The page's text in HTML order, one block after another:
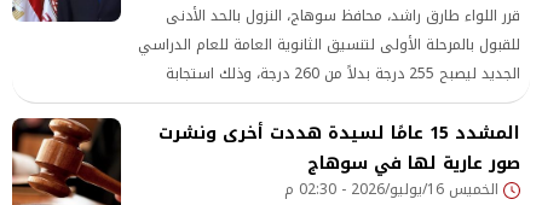
قرر اللواء طارق راشد، محافظ سوهاج، النزول بالحد الأدنى
للقبول بالمرحلة الأولى لتنسيق الثانوية العامة للعام الدراسي
الجديد ليصبح 255 درجة بدلاً من 260 درجة، وذلك استجابة
المشدد 15 عامًا لسيدة هددت أخرى ونشرت
صور عارية لها في سوهاج
الخميس 16/يوليو/2026 - 02:30 م